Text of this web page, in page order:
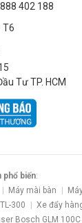
402 188
T6
Tư TP. HCM
phổ biến:
Máy mài bàn
300
Xe đẩy
Bosch GLM 100C